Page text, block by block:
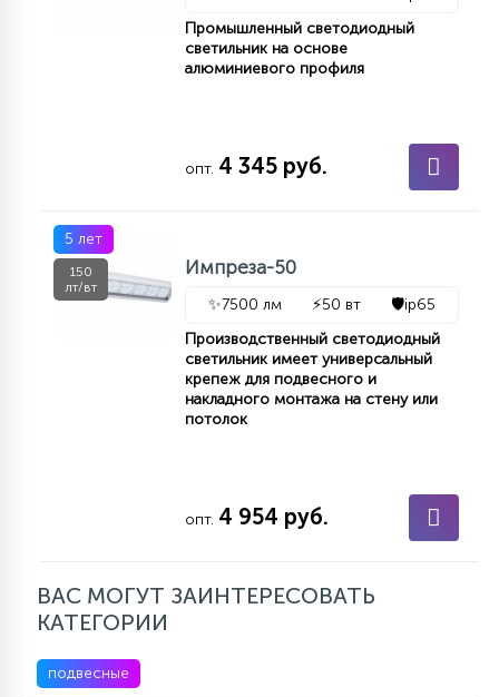
Промышленный светодиодный
светильник на основе
алюминиевого профиля
опт. 4 345 руб.
5 лет
150
лт/вт
Импреза-50
✨7500 лм ⚡50 вт 🛡️ip65
Производственный светодиодный
светильник имеет универсальный
крепеж для подвесного и
накладного монтажа на стену или
потолок
опт. 4 954 руб.
ВАС МОГУТ ЗАИНТЕРЕСОВАТЬ
КАТЕГОРИИ
подвесные